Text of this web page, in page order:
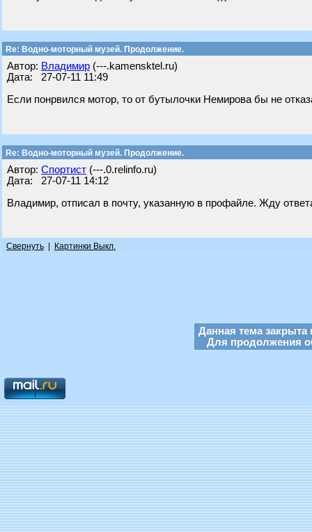
Re: Водно-моторный музей. Продолжение.
Автор: Владимир (---.kamensktel.ru)
Дата: 27-07-11 11:49
Если понрвился мотор, то от бутылочки Немирова бы не
Re: Водно-моторный музей. Продолжение.
Автор: Спортист (---.0.relinfo.ru)
Дата: 27-07-11 14:12
Владимир, отписал в почту, указанную в профайле. Жду
Свернуть Картинки Выкл.
Данная тема закрыта
Для продолжения